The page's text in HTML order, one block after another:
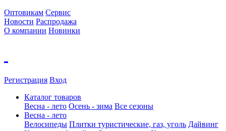
Оптовикам Сервис
Новости Распродажа
О компании Новинки
Регистрация Вход
Каталог товаров
Весна - лето Осень - зима Все сезоны
Весна - лето
Велосипеды Плитки туристические, газ, уголь Дайвинг